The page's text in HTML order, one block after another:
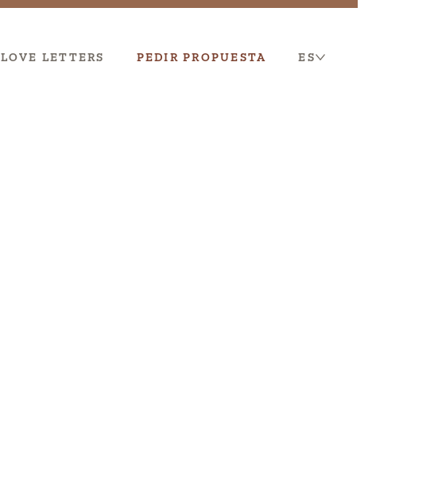
LOVE LETTERS PEDIR PROPUESTA ES